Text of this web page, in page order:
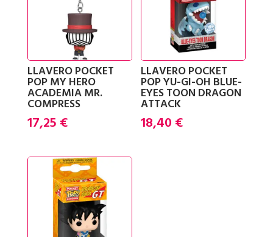
LLAVERO POCKET
POP MY HERO
ACADEMIA MR.
COMPRESS
17,25 €
LLAVERO POCKET
POP YU-GI-OH BLUE-
EYES TOON DRAGON
ATTACK
18,40 €